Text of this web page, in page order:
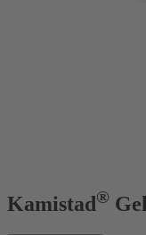
Kamistad® Gel